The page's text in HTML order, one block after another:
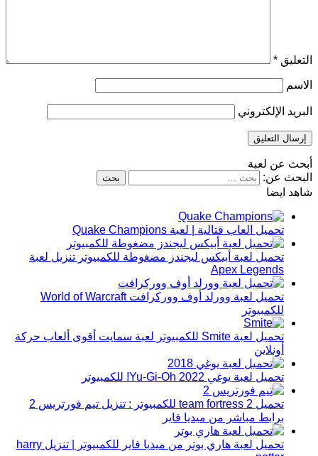
التعليق *
الاسم
البريد الإلكتروني
أبحث عن لعبة
البحث عن:
شاهد ايضا
تحميل العاب قتالية | لعبة Quake Champions
تحميل لعبة أبيكس ليجندز مضغوطة للكمبيوتر تنزيل لعبة
Apex Legends
تحميل لعبة وورلد أوف ووركرافت World of Warcraft
للكمبيوتر
تحميل لعبة Smite للكمبيوتر لعبة سمايت أقوى ألعاب حركة
أونلاين
تحميل لعبة يوغي 2022 Yu-Gi-Oh! للكمبيوتر
تحميل team fortress 2 للكمبيوتر : تنزيل تيم فورتريس 2
برابط مباشر من ميديا فاير
تحميل لعبة هاري بوتر من ميديا فاير للكمبيوتر | تنزيل harry